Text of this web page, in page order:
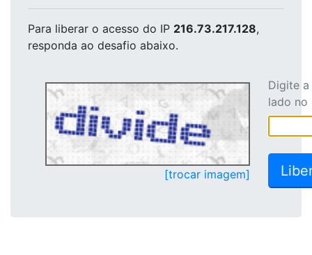
Para liberar o acesso do IP 216.73.217.128,
responda ao desafio abaixo.
[trocar imagem]
Digite
lado no